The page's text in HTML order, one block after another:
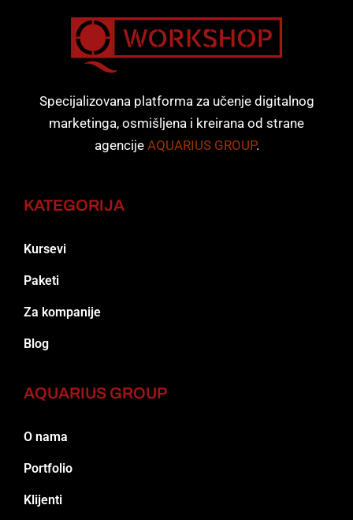
Specijalizovana platforma za učenje digitalnog
marketinga, osmišljena i kreirana od strane
agencije AQUARIUS GROUP.
KATEGORIJA
Kursevi
Paketi
Za kompanije
Blog
AQUARIUS GROUP
O nama
Portfolio
Klijenti